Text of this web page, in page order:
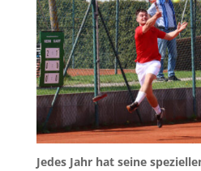
Jedes Jahr hat seine